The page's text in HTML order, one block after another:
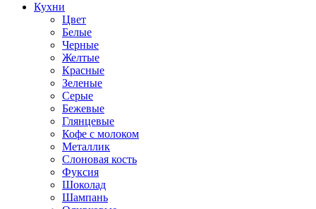
Кухни
Цвет
Белые
Черные
Желтые
Красные
Зеленые
Серые
Бежевые
Глянцевые
Кофе с молоком
Металлик
Слоновая кость
Фуксия
Шоколад
Шампань